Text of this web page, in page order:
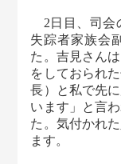
2日目、司会
失踪者家族会
た。吉見さん
をしておられ
長）と私で先
います」と言
た。気付かれ
ます。